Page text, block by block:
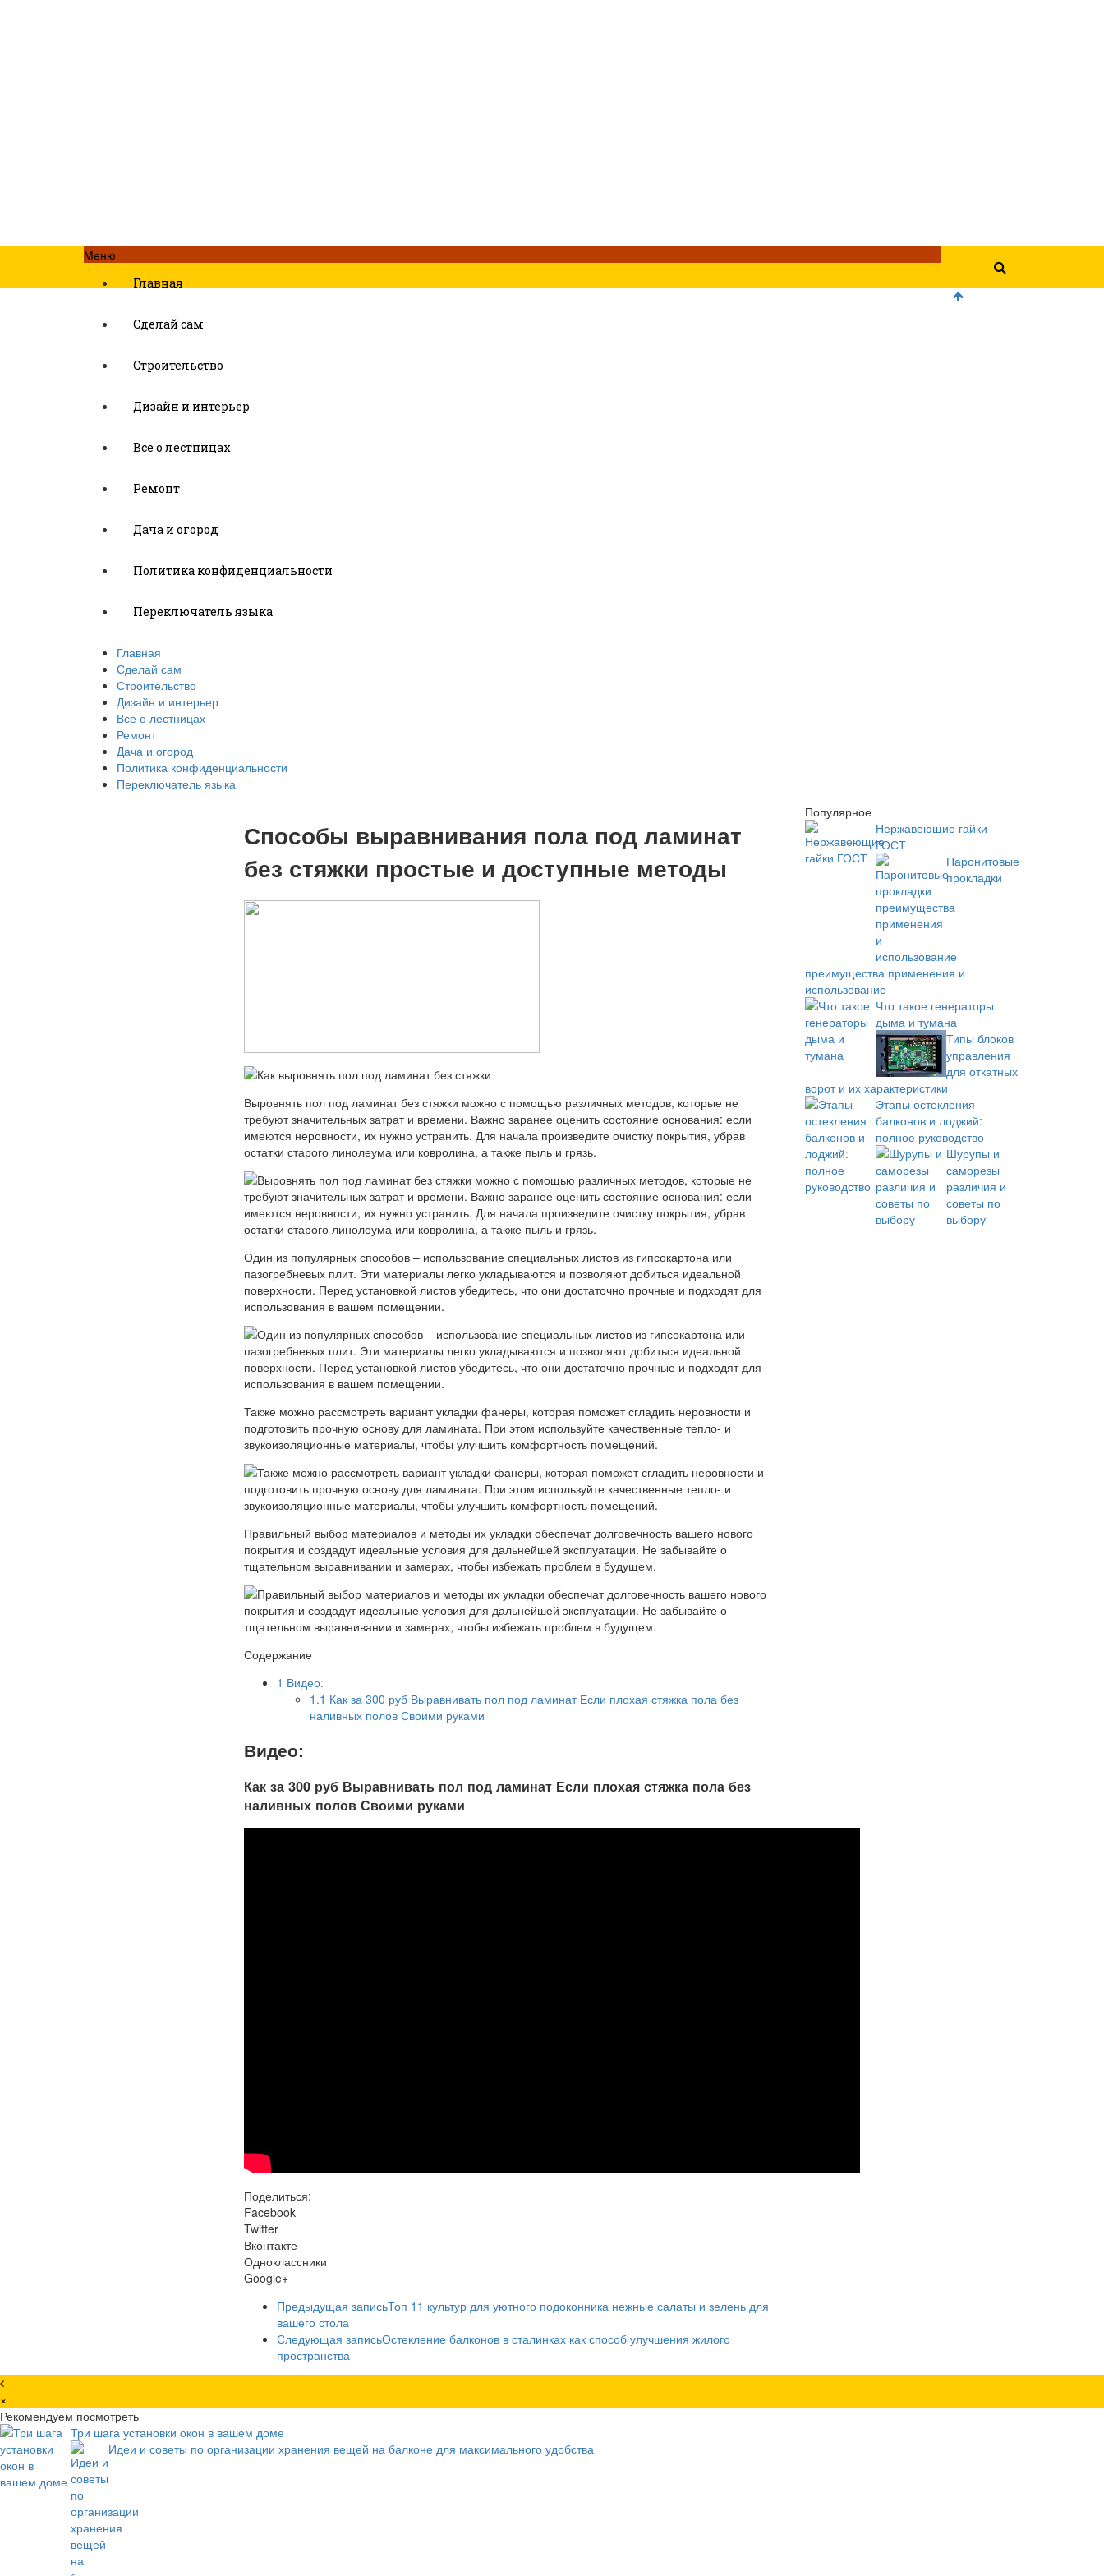
Меню
Главная
Сделай сам
Строительство
Дизайн и интерьер
Все о лестницах
Ремонт
Дача и огород
Политика конфиденциальности
Переключатель языка
Главная
Сделай сам
Строительство
Дизайн и интерьер
Все о лестницах
Ремонт
Дача и огород
Политика конфиденциальности
Переключатель языка
Способы выравнивания пола под ламинат
без стяжки простые и доступные методы
Выровнять пол под ламинат без стяжки можно с помощью различных методов, которые не
требуют значительных затрат и времени. Важно заранее оценить состояние основания: если
имеются неровности, их нужно устранить. Для начала произведите очистку покрытия, убрав
остатки старого линолеума или ковролина, а также пыль и грязь.
Один из популярных способов – использование специальных листов из гипсокартона или
пазогребневых плит. Эти материалы легко укладываются и позволяют добиться идеальной
поверхности. Перед установкой листов убедитесь, что они достаточно прочные и подходят для
использования в вашем помещении.
Также можно рассмотреть вариант укладки фанеры, которая поможет сгладить неровности и
подготовить прочную основу для ламината. При этом используйте качественные тепло- и
звукоизоляционные материалы, чтобы улучшить комфортность помещений.
Правильный выбор материалов и методы их укладки обеспечат долговечность вашего нового
покрытия и создадут идеальные условия для дальнейшей эксплуатации. Не забывайте о
тщательном выравнивании и замерах, чтобы избежать проблем в будущем.
Содержание
1 Видео:
1.1 Как за 300 руб Выравнивать пол под ламинат Если плохая стяжка пола без
наливных полов Своими руками
Видео:
Как за 300 руб Выравнивать пол под ламинат Если плохая стяжка пола без
наливных полов Своими руками
Поделиться:
Facebook
Twitter
Вконтакте
Одноклассники
Google+
Предыдущая записьТоп 11 культур для уютного подоконника нежные салаты и зелень для
вашего стола
Следующая записьОстекление балконов в сталинках как способ улучшения жилого
пространства
Популярное
Нержавеющие гайки
ГОСТ
Паронитовые
прокладки
преимущества применения и
использование
Что такое генераторы
дыма и тумана
Типы блоков
управления
для откатных
ворот и их характеристики
Этапы остекления
балконов и лоджий:
полное руководство
Шурупы и
саморезы
различия и
советы по
выбору
×
Рекомендуем посмотреть
Три шага установки окон в вашем доме
Идеи и советы по организации хранения вещей на балконе для максимального удобства